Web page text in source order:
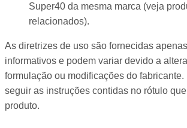
Super40 da mesma marca (veja
relacionados).
As diretrizes de uso são fornecidas
informativos e podem variar devido a
formulação ou modificações do
seguir as instruções contidas no rótulo
produto.